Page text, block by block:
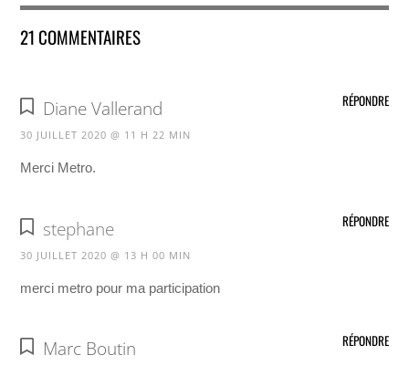
21 COMMENTAIRES
Diane Vallerand
30 JUILLET 2020 @ 11 H 22 MIN
Merci Metro.
RÉPONDRE
stephane
30 JUILLET 2020 @ 13 H 00 MIN
merci metro pour ma participation
RÉPONDRE
Marc Boutin RÉPONDRE